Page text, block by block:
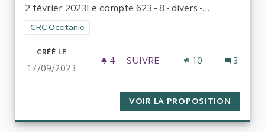
2 février 2023Le compte 623 - 8 - divers -...
Filtrer les résultats de la catégorie : CRC Occitanie
CRC Occitanie
CRÉÉ LE
17/09/2023
4 4 ABONNÉS
SUIVRE
10 3
VOIR LA PROPOSITION